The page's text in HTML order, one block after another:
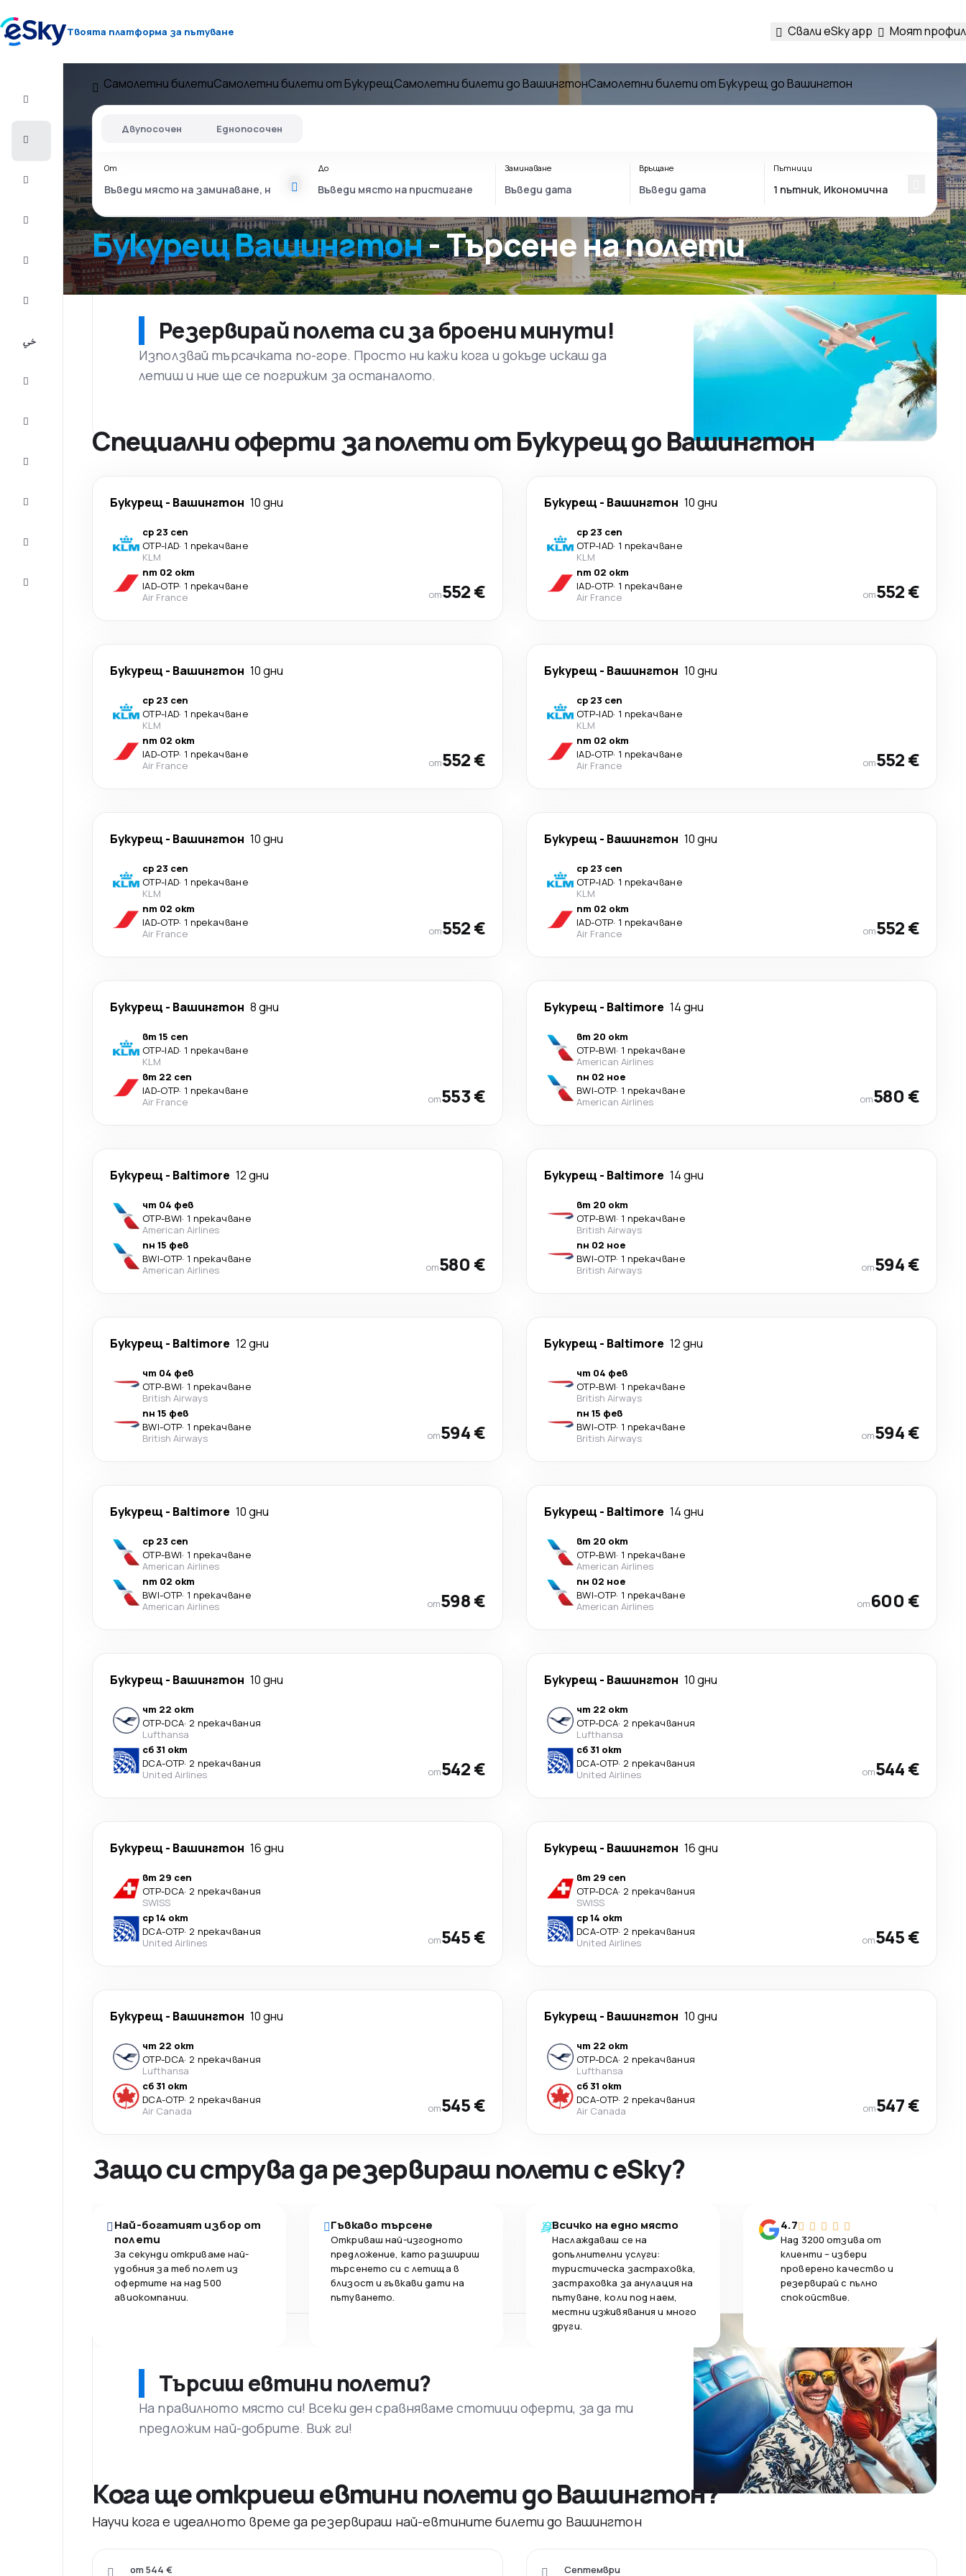
Твоята платформа за пътуване Свали eSky app Моят профил
Почивки
2026/27
Самолетни билетиСамолетни билети от БукурещСамолетни билети до ВашингтонСамолетни билети от Букурещ до Вашингтон
Букурещ Вашингтон- Търсене на полети
Двупосочен Еднопосочен
От До Заминаване Връщане Пътници
Резервирай полета си за броени минути!
Използвай търсачката по-горе. Просто ни кажи кога и докъде искаш да
летиш и ние ще се погрижим за останалото.
Специални оферти за полети от Букурещ до Вашингтон
Букурещ - Вашингтон 10 дни
ср 23 сеп
OTP-IAD· 1 прекачване
KLM
пт 02 окт
IAD-OTP· 1 прекачване
Air France
от552 €
Букурещ - Вашингтон 10 дни
ср 23 сеп
OTP-IAD· 1 прекачване
KLM
пт 02 окт
IAD-OTP· 1 прекачване
Air France
от552 €
Букурещ - Вашингтон 10 дни
ср 23 сеп
OTP-IAD· 1 прекачване
KLM
пт 02 окт
IAD-OTP· 1 прекачване
Air France
от552 €
Букурещ - Вашингтон 10 дни
ср 23 сеп
OTP-IAD· 1 прекачване
KLM
пт 02 окт
IAD-OTP· 1 прекачване
Air France
от552 €
Букурещ - Вашингтон 10 дни
ср 23 сеп
OTP-IAD· 1 прекачване
KLM
пт 02 окт
IAD-OTP· 1 прекачване
Air France
от552 €
Букурещ - Вашингтон 10 дни
ср 23 сеп
OTP-IAD· 1 прекачване
KLM
пт 02 окт
IAD-OTP· 1 прекачване
Air France
от552 €
Букурещ - Вашингтон 8 дни
вт 15 сеп
OTP-IAD· 1 прекачване
KLM
вт 22 сеп
IAD-OTP· 1 прекачване
Air France
от553 €
Букурещ - Baltimore 14 дни
вт 20 окт
OTP-BWI· 1 прекачване
American Airlines
пн 02 ное
BWI-OTP· 1 прекачване
American Airlines
от580 €
Букурещ - Baltimore 12 дни
чт 04 фев
OTP-BWI· 1 прекачване
American Airlines
пн 15 фев
BWI-OTP· 1 прекачване
American Airlines
от580 €
Букурещ - Baltimore 14 дни
вт 20 окт
OTP-BWI· 1 прекачване
British Airways
пн 02 ное
BWI-OTP· 1 прекачване
British Airways
от594 €
Букурещ - Baltimore 12 дни
чт 04 фев
OTP-BWI· 1 прекачване
British Airways
пн 15 фев
BWI-OTP· 1 прекачване
British Airways
от594 €
Букурещ - Baltimore 12 дни
чт 04 фев
OTP-BWI· 1 прекачване
British Airways
пн 15 фев
BWI-OTP· 1 прекачване
British Airways
от594 €
Букурещ - Baltimore 10 дни
ср 23 сеп
OTP-BWI· 1 прекачване
American Airlines
пт 02 окт
BWI-OTP· 1 прекачване
American Airlines
от598 €
Букурещ - Baltimore 14 дни
вт 20 окт
OTP-BWI· 1 прекачване
American Airlines
пн 02 ное
BWI-OTP· 1 прекачване
American Airlines
от600 €
Букурещ - Вашингтон 10 дни
чт 22 окт
OTP-DCA· 2 прекачвания
Lufthansa
сб 31 окт
DCA-OTP· 2 прекачвания
United Airlines
от542 €
Букурещ - Вашингтон 10 дни
чт 22 окт
OTP-DCA· 2 прекачвания
Lufthansa
сб 31 окт
DCA-OTP· 2 прекачвания
United Airlines
от544 €
Букурещ - Вашингтон 16 дни
вт 29 сеп
OTP-DCA· 2 прекачвания
SWISS
ср 14 окт
DCA-OTP· 2 прекачвания
United Airlines
от545 €
Букурещ - Вашингтон 16 дни
вт 29 сеп
OTP-DCA· 2 прекачвания
SWISS
ср 14 окт
DCA-OTP· 2 прекачвания
United Airlines
от545 €
Букурещ - Вашингтон 10 дни
чт 22 окт
OTP-DCA· 2 прекачвания
Lufthansa
сб 31 окт
DCA-OTP· 2 прекачвания
Air Canada
от545 €
Букурещ - Вашингтон 10 дни
чт 22 окт
OTP-DCA· 2 прекачвания
Lufthansa
сб 31 окт
DCA-OTP· 2 прекачвания
Air Canada
от547 €
Защо си струва да резервираш полети с eSky?
Най-богатият избор от
полети
За секунди откриваме най-
удобния за теб полет из
офертите на над 500
авиокомпании.
Гъвкаво търсене
Откриваш най-изгодното
предложение, като разшириш
търсенето си с летища в
близост и гъвкави дати на
пътуването.
Всичко на едно място
Наслаждаваш се на
допълнителни услуги:
туристическа застраховка,
застраховка за анулация на
пътуване, коли под наем,
местни изживявания и много
други.
4.7
Над 3200 отзива от
клиенти – избери
проверено качество и
резервирай с пълно
спокойствие.
Търсиш евтини полети?
На правилното място си! Всеки ден сравняваме стотици оферти, за да ти
предложим най-добрите. Виж ги!
Кога ще откриеш евтини полети до Вашингтон?
Научи кога е идеалното време да резервираш най-евтините билети до Вашингтон
от 544 € Септември